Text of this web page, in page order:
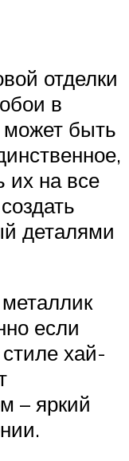
отделки
в
может быть
их на все
деталями
если
хай-
– яркий